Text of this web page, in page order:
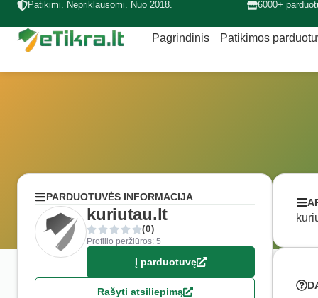
Patikimi. Nepriklausomi. Nuo 2018. 6000+
Pagrindinis Patikimos
PARDUOTUVĖS INFORMACIJA
kuriutau.lt
(0)
Profilio peržiūros: 5
Į parduotuvę
Rašyti atsiliepimą